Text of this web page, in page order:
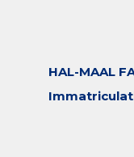
HAL-MAAL